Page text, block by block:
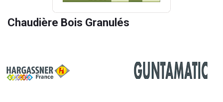
Chaudière Bois Granulés